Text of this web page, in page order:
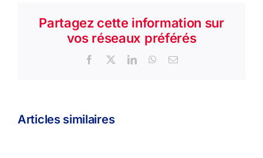
Partagez cette information sur
vos réseaux préférés
Facebook
X LinkedInWhatsApp
Email
Articles similaires